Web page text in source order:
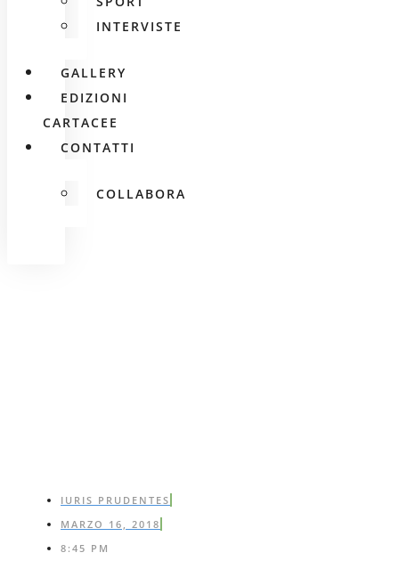
INTERVISTE
GALLERY
EDIZIONI
CARTACEE
CONTATTI
COLLABORA
IURIS PRUDENTES
MARZO 16, 2018
8:45 PM